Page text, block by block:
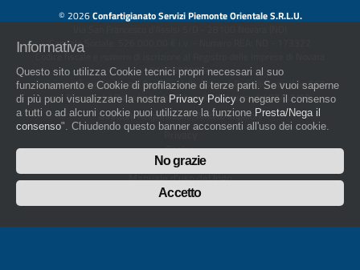
© 2026Confartigianato Servizi Piemonte Orientale S.R.L.U.
Capitale Sociale: 526.000,00 € i.v. - Numero REA: NO - 173322
Codice fiscale e numero di iscrizione al Registro delle Imprese di Novara
01436930034
artigiani.it è registrato nel Registro della Stampa Periodica con il nr. 562
con Decreto del Presidente del Tribunale di Novara del 07/03/13
Direttore Responsabile: Amleto Impaloni
Privacy
Cookie
Whistleblowing
Manuale d'uso del logo
Policy sulla Parità di genere
Informativa
Questo sito utilizza Cookie tecnici propri necessari al suo
funzionamento e Cookie di profilazione di terze parti. Se vuoi saperne
di più puoi visualizzare la nostra Privacy Policy o negare il consenso
a tutti o ad alcuni cookie puoi utilizzare la funzione Presta/Nega il
consenso". Chiudendo questo banner acconsenti all'uso dei cookie.
No grazie
Accetto